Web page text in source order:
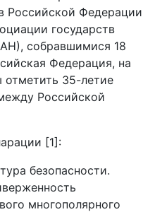
Российской Федерации
государств
собравшимися 18
Федерация, на
отметить 35-летие
Российской
[1]:
безопасности.
многополярного